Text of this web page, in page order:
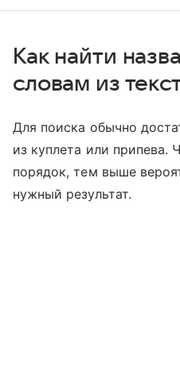
Как найти
словам из
Для поиска обычно
из куплета или припева.
порядок, тем выше
нужный результат.